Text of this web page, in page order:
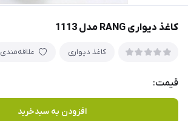
کاغذ دیواری RANG مدل 1113
کاغذ دیواری علاقه‌مندی
قیمت:
افزودن به سبدخرید